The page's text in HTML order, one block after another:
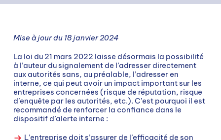
Mise à jour du 18 janvier 2024
La loi du 21 mars 2022 laisse désormais la possibilité
à l’auteur du signalement de l’adresser directement
aux autorités sans, au préalable, l’adresser en
interne, ce qui peut avoir un impact important sur les
entreprises concernées (risque de réputation, risque
d’enquête par les autorités, etc.). C’est pourquoi il est
recommandé de renforcer la confiance dans le
dispositif d’alerte interne :
L’entreprise doit s’assurer de l’efficacité de son